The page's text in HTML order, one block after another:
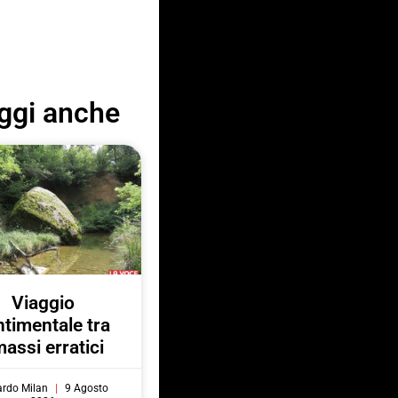
anche
Viaggio
tra
erratici
Milan
9 Agosto